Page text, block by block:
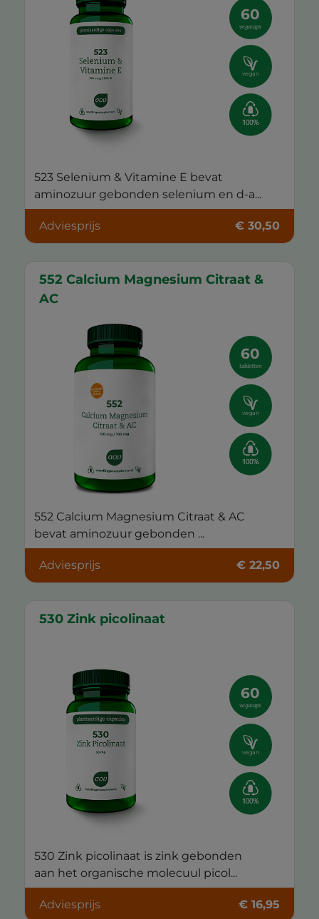
60
vegacaps
vegan
523 Selenium & Vitamine E bevat
aminozuur gebonden selenium en d-a...
Adviesprijs € 30,50
552 Calcium Magnesium Citraat &
AC
60
tabletten
vegan
552 Calcium Magnesium Citraat & AC
bevat aminozuur gebonden ...
Adviesprijs € 22,50
530 Zink picolinaat
60
vegacaps
vegan
530 Zink picolinaat is zink gebonden
aan het organische molecuul picol...
Adviesprijs € 16,95